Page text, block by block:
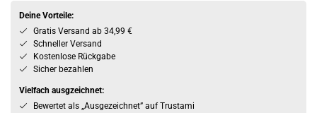
Deine Vorteile:
Gratis Versand ab 34,99 €
Schneller Versand
Kostenlose Rückgabe
Sicher bezahlen
Vielfach ausgzeichnet:
Bewertet als „Ausgezeichnet” auf Trustami